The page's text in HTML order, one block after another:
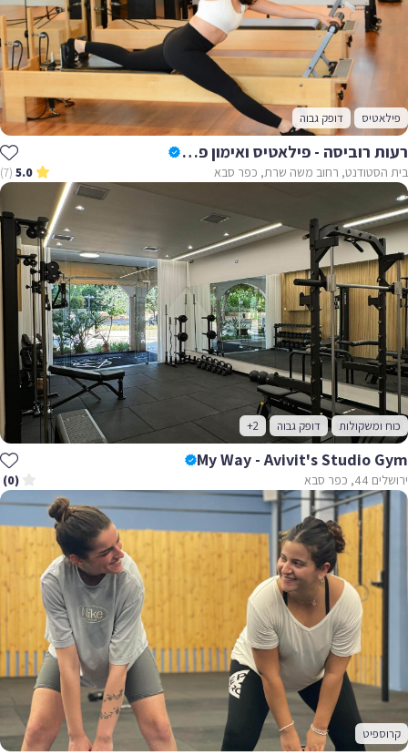
פילאטיס דופק גבוה
רעות רוביסה - פילאטיס ואימון פונקציונלי
בית הסטודנט, רחוב משה שרת, כפר סבא 5.0
(7)
כוח ומשקולות דופק גבוה +2
My Way - Avivit's Studio Gym
ירושלים 44, כפר סבא (0)
קרוספיט